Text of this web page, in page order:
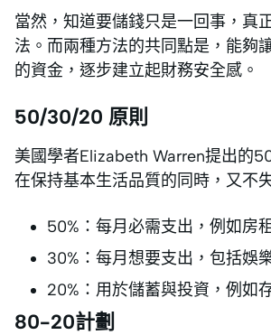
當然，知道要儲錢只是一回事，真
法。而兩種方法的共同點是，能夠
的資金，逐步建立起財務安全感。
50/30/20 原則
美國學者Elizabeth Warren提出的
在保持基本生活品質的同時，又不
50%：每月必需支出，例如房
30%：每月想要支出，包括娛
20%：用於儲蓄與投資，例如
80-20計劃